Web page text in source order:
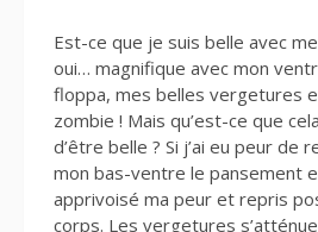
Est-ce que je suis belle avec
oui… magnifique avec mon
floppa, mes belles vergetures
zombie ! Mais qu’est-ce que
d’être belle ? Si j’ai eu peur de
mon bas-ventre le pansement
apprivoisé ma peur et repris
corps. Les vergetures